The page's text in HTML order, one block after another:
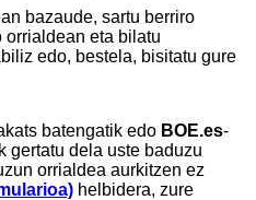
bazaude, sartu berriro
orrialdean eta bilatu
edo, bestela, bisitatu gure
batengatik edo BOE.es-
gertatu dela uste baduzu
orrialdea aurkitzen ez
helbidera, zure